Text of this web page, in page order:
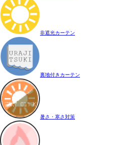
非遮光カーテン
裏地付きカーテン
暑さ・寒さ対策